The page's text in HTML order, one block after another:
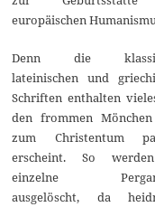
europäischen
Denn die
lateinischen und
Schriften enthalten
den frommen
zum Christentum
erscheint. So
einzelne
ausgelöscht, da